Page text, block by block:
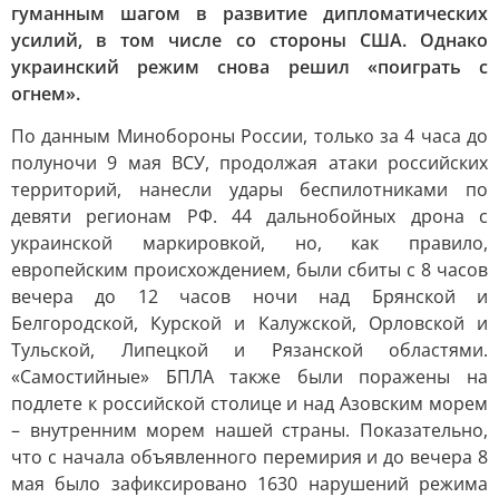
гуманным шагом в развитие дипломатических
усилий, в том числе со стороны США. Однако
украинский режим снова решил «поиграть с
огнем».
По данным Минобороны России, только за 4 часа до
полуночи 9 мая ВСУ, продолжая атаки российских
территорий, нанесли удары беспилотниками по
девяти регионам РФ. 44 дальнобойных дрона с
украинской маркировкой, но, как правило,
европейским происхождением, были сбиты с 8 часов
вечера до 12 часов ночи над Брянской и
Белгородской, Курской и Калужской, Орловской и
Тульской, Липецкой и Рязанской областями.
«Самостийные» БПЛА также были поражены на
подлете к российской столице и над Азовским морем
– внутренним морем нашей страны. Показательно,
что с начала объявленного перемирия и до вечера 8
мая было зафиксировано 1630 нарушений режима